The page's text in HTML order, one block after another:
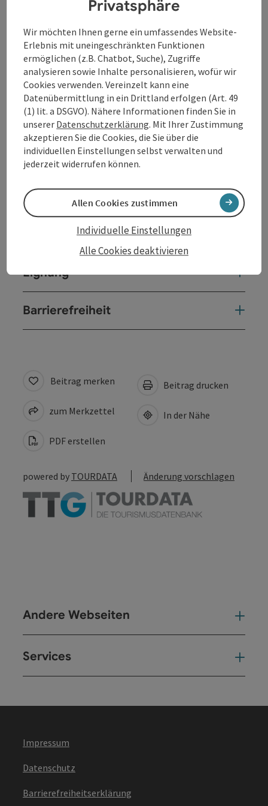
Aussichtsplattform.
Kontakt
Öffnungszeiten
Anreise/Lage
Ausstattung
Eignung
Barrierefreiheit
Beitrag merken
zum Merkzettel
PDF erstellen
Beitrag drucken
In der Nähe
powered by TOURDATA Änderung vorschlagen
Andere Webseiten
Services
Impressum
Datenschutz
Barrierefreiheitserklärung
Privatsphäre
Wir möchten Ihnen gerne ein umfassendes Website-
Erlebnis mit uneingeschränkten Funktionen
ermöglichen (z.B. Chatbot, Suche), Zugriffe
analysieren sowie Inhalte personalisieren, wofür wir
Cookies verwenden. Vereinzelt kann eine
Datenübermittlung in ein Drittland erfolgen (Art. 49
(1) lit. a DSGVO). Nähere Informationen finden Sie in
unserer Datenschutzerklärung. Mit Ihrer Zustimmung
akzeptieren Sie die Cookies, die Sie über die
individuellen Einstellungen selbst verwalten und
jederzeit widerrufen können.
Alle Cookies deaktivieren
Individuelle Einstellungen
Allen Cookies zustimmen